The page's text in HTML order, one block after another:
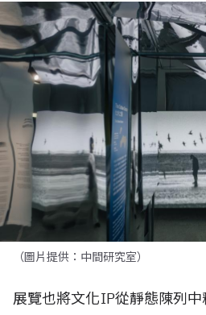
（圖片提供：中間研究室）
展覽也將文化IP從靜態陳列